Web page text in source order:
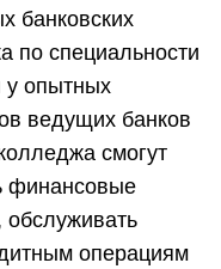
банковских
по специальности
у опытных
ведущих банков
смогут
финансовые
операциям